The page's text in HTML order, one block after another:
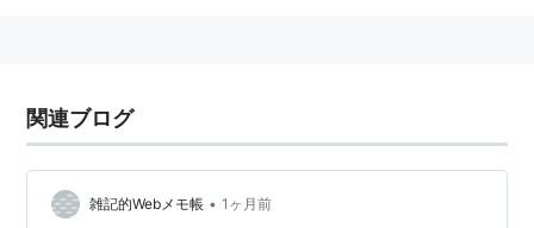
関連ブログ
雑記的Webメモ帳 • 1ヶ月前